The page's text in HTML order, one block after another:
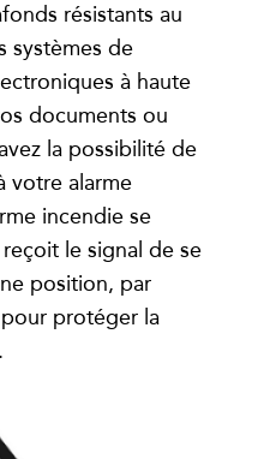
résistants au
systèmes de
à haute
documents ou
la possibilité de
votre alarme
incendie se
le signal de se
position, par
protéger la